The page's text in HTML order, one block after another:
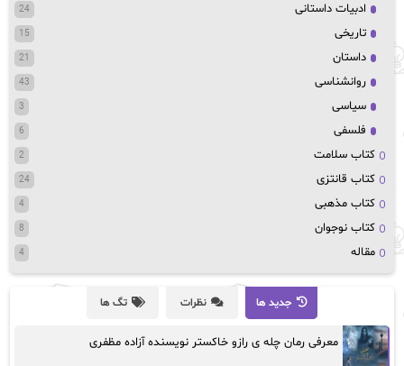
ادبیات داستانی 24
تاریخی 15
داستان 21
روانشناسی 43
سیاسی 3
فلسفی 6
کتاب سلامت 2
کتاب قانتزی 24
کتاب مذهبی 4
کتاب نوجوان 8
مقاله 4
جدید ها نظرات تگ ها
معرفی رمان چله ی رازو خاکستر نویسنده آزاده مظفری